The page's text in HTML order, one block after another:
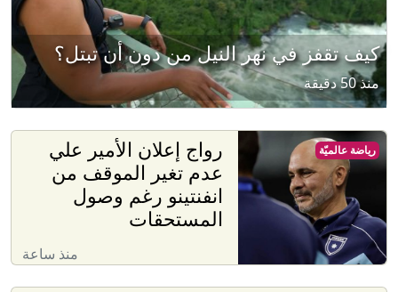
كيف تقفز في نهر النيل من دون أن تبتل؟
منذ 50 دقيقة
رواج إعلان الأمير علي
عدم تغير الموقف من
انفنتينو رغم وصول
المستحقات
منذ ساعة
رياضة عالميّة